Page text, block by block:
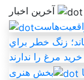
زنگ خطر براي
مرغ را ندارند
بخش هنری